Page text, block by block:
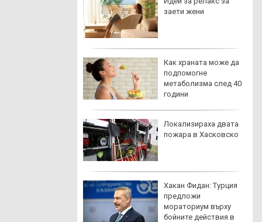
заети жени
Как храната може да
подпомогне
метаболизма след 40
години
Локализираха двата
пожара в Хасковско
Хакан Фидан: Турция
предложи
мораториум върху
бойните действия в